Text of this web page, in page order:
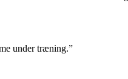
under træning.”